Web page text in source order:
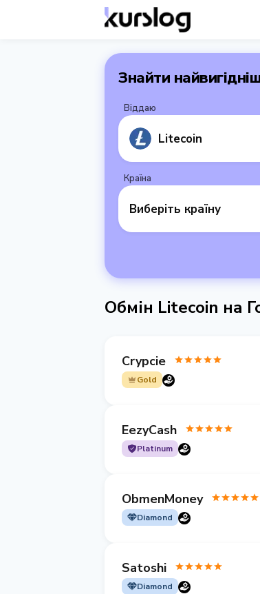
Знайти
Віддаю
Litecoin
Країна
Виберіть країну
Обмін Litecoin на
Crypcie
Gold
EezyCash
Platinum
ObmenMoney
Diamond
Satoshi
Diamond